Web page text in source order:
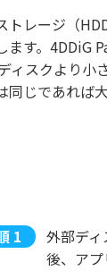
トレージ（
ます。4DDiG
ィスクより小
同じであれば大
外部デ
後、ア